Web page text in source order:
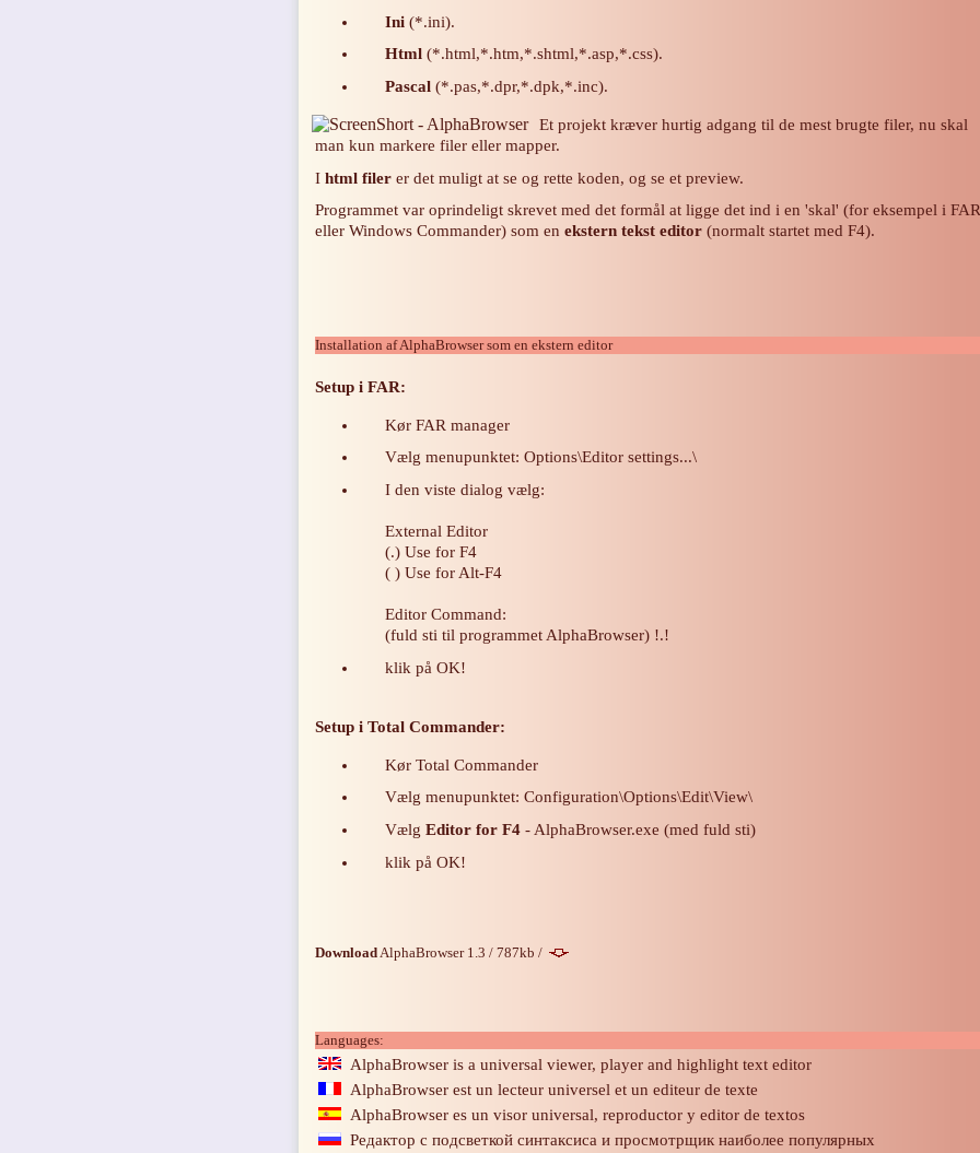
Ini(*.ini).
Html(*.html,*.htm,*.shtml,*.asp,*.css).
Pascal(*.pas,*.dpr,*.dpk,*.inc).
Et projekt kræver hurtig adgang til de mest brugte filer, nu skal
man kun markere filer eller mapper.
Ihtml filer er det muligt at se og rette koden, og se et preview.
Programmet var oprindeligt skrevet med det formål at ligge det ind i en 'skal' (for eksempel i
eller Windows Commander) som enekstern tekst editor (normalt startet med F4).
Installation af AlphaBrowser som en ekstern editor
Setup i FAR:
Kør FAR manager
Vælg menupunktet: Options\Editor settings...\
I den viste dialog vælg:
External Editor
(.) Use for F4
( ) Use for Alt-F4
Editor Command:
(fuld sti til programmet AlphaBrowser) !.!
klik på OK!
Setup i Total Commander:
Kør Total Commander
Vælg menupunktet: Configuration\Options\Edit\View\
Vælg Editor for F4- AlphaBrowser.exe (med fuld sti)
klik på OK!
Download AlphaBrowser 1.3 / 787kb /
Languages:
AlphaBrowser is a universal viewer, player and highlight text editor
AlphaBrowser est un lecteur universel et un editeur de texte
AlphaBrowser es un visor universal, reproductor y editor de textos
Редактор с подсветкой синтаксиса и просмотрщик наиболее популярных